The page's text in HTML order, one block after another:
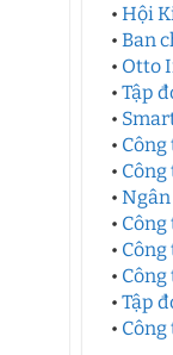
•Hội
•Ban
• Otto
•Tập
•
• Công
• Công
•
• Công
•
•
•Tập
•